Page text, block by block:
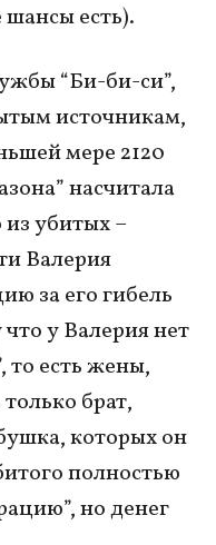
шансы есть).
“Би-би-си”,
источникам,
мере 2120
насчитала
убитых –
Валерия
за его гибель
у Валерия нет
то есть жены,
брат,
которых он
полностью
но денег